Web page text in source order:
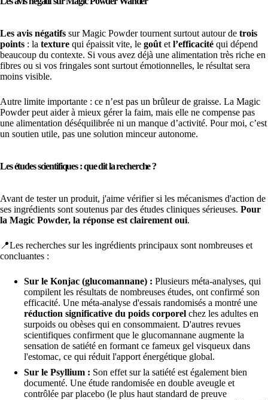
Les avis négatifs sur Magic Powder tournent surtout autour de trois
points : la texture qui épaissit vite, le goût et l’efficacité qui dépend
beaucoup du contexte. Si vous avez déjà une alimentation très riche en
fibres ou si vos fringales sont surtout émotionnelles, le résultat sera
moins visible.
Autre limite importante : ce n’est pas un brûleur de graisse. La Magic
Powder peut aider à mieux gérer la faim, mais elle ne compense pas
une alimentation déséquilibrée ni un manque d’activité. Pour moi, c’est
un soutien utile, pas une solution minceur autonome.
Les études scientifiques : que dit la recherche ?
Avant de tester un produit, j'aime vérifier si les mécanismes d'action de
ses ingrédients sont soutenus par des études cliniques sérieuses. Pour
la Magic Powder, la réponse est clairement oui.
📍Les recherches sur les ingrédients principaux sont nombreuses et
concluantes :
Sur le Konjac (glucomannane) : Plusieurs méta-analyses, qui
compilent les résultats de nombreuses études, ont confirmé son
efficacité. Une méta-analyse d'essais randomisés a montré une
réduction significative du poids corporel chez les adultes en
surpoids ou obèses qui en consommaient. D'autres revues
scientifiques confirment que le glucomannane augmente la
sensation de satiété en formant ce fameux gel visqueux dans
l'estomac, ce qui réduit l'apport énergétique global.
Sur le Psyllium : Son effet sur la satiété est également bien
documenté. Une étude randomisée en double aveugle et
contrôlée par placebo (le plus haut standard de preuve